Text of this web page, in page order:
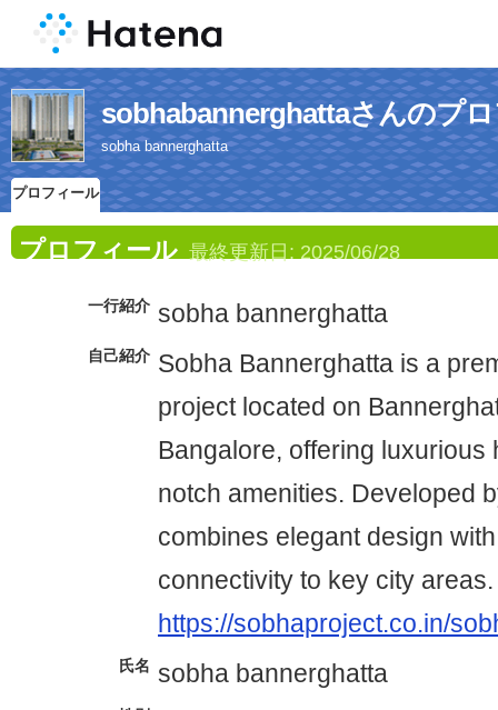
sobhabannerghattaさんのプ
sobha bannerghatta
プロフィール
プロフィール 最終更新日: 2025/06/28
一行紹介 sobha bannerghatta
自己紹介 Sobha Bannerghatta is a
project located on
Bangalore, offering luxurious
notch amenities. Developed
combines elegant design
connectivity to key city areas.
https://sobhaproject.co.in/
氏名 sobha bannerghatta